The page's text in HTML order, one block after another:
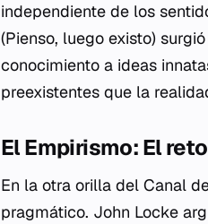
independiente de los
(Pienso, luego existo)
conocimiento a ideas
preexistentes que la
El Empirismo: El
En la otra orilla del Canal
pragmático. John Locke